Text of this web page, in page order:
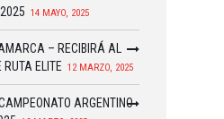
14 MAYO, 2025
– RECIBIRÁ AL
RUTA ELITE 12 MARZO, 2025
ARGENTINO